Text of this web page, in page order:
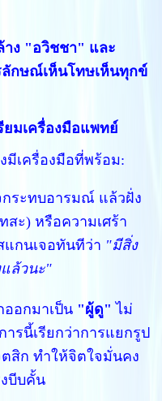
าง "อวิชชา" และ
กษณ์เห็นโทษเห็นทุกข์
มเครื่องมือแพทย์
เครื่องมือที่พร้อม:
ระทบอารมณ์ แล้วฝั่ง
สะ) หรือความเศร้า
กนเจอทันทีว่า "มีสิ่ง
ล้วนะ"
อกมาเป็น "ผู้ดู" ไม่
ารนี้เรียกว่าการแยกรูป
สิก ทำให้จิตใจมั่นคง
บีบคั้น